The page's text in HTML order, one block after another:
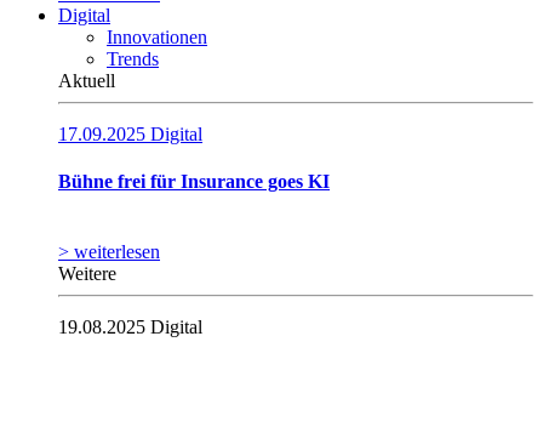
Digital
Innovationen
Trends
Aktuell
17.09.2025 Digital
Bühne frei für Insurance goes KI
> weiterlesen
Weitere
19.08.2025 Digital